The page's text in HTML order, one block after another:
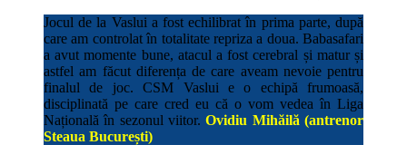
Jocul de la Vaslui a fost echilibrat în prima parte, după
care am controlat în totalitate repriza a doua. Babasafari
a avut momente bune, atacul a fost cerebral și matur și
astfel am făcut diferența de care aveam nevoie pentru
finalul de joc. CSM Vaslui e o echipă frumoasă,
disciplinată pe care cred eu că o vom vedea în Liga
Națională în sezonul viitor.Ovidiu Mihăilă (antrenor
Steaua București)